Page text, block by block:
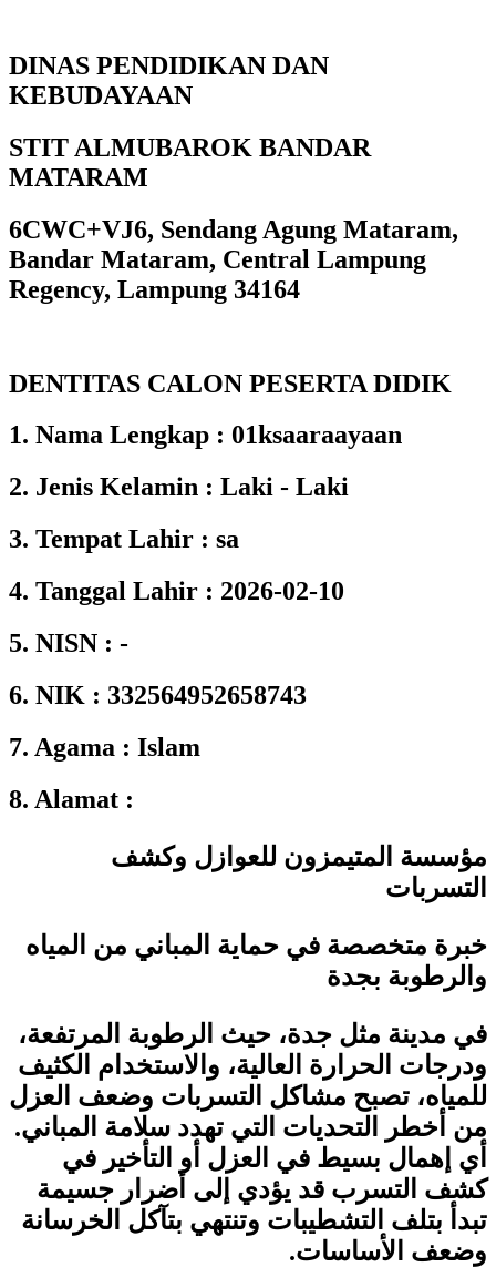
DINAS PENDIDIKAN DAN
KEBUDAYAAN
STIT ALMUBAROK BANDAR
MATARAM
6CWC+VJ6, Sendang Agung Mataram,
Bandar Mataram, Central Lampung
Regency, Lampung 34164
DENTITAS CALON PESERTA DIDIK
1. Nama Lengkap : 01ksaaraayaan
2. Jenis Kelamin : Laki - Laki
3. Tempat Lahir : sa
4. Tanggal Lahir : 2026-02-10
5. NISN : -
6. NIK : 332564952658743
7. Agama : Islam
8. Alamat :
مؤسسة المتيمزون للعوازل وكشف
التسربات
خبرة متخصصة في حماية المباني من المياه
والرطوبة بجدة
في مدينة مثل جدة، حيث الرطوبة المرتفعة،
ودرجات الحرارة العالية، والاستخدام الكثيف
للمياه، تصبح مشاكل التسربات وضعف العزل
من أخطر التحديات التي تهدد سلامة المباني.
أي إهمال بسيط في العزل أو التأخير في
كشف التسرب قد يؤدي إلى أضرار جسيمة
تبدأ بتلف التشطيبات وتنتهي بتآكل الخرسانة
وضعف الأساسات.